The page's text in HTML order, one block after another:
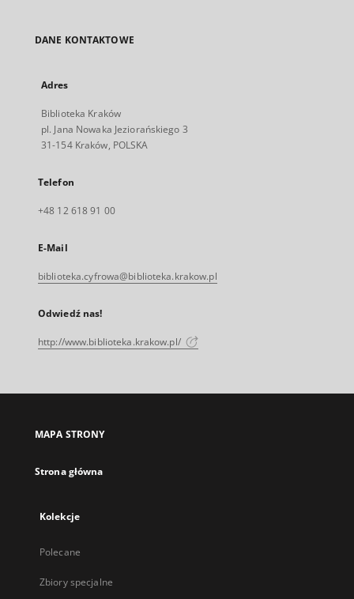
DANE KONTAKTOWE
Adres
Biblioteka Kraków
pl. Jana Nowaka Jeziorańskiego 3
31-154 Kraków, POLSKA
Telefon
+48 12 618 91 00
E-Mail
biblioteka.cyfrowa@biblioteka.krakow.pl
Odwiedź nas!
http://www.biblioteka.krakow.pl/
MAPA STRONY
Strona główna
Kolekcje
Polecane
Zbiory specjalne